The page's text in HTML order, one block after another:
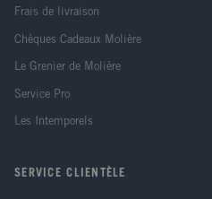
Frais de livraison
Chèques Cadeaux Molière
Le Grenier de Molière
Service Pro
Les Intemporels
SERVICE CLIENTÈLE